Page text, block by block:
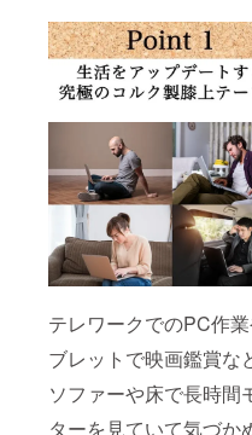
テレワークでのPC作業
ブレットで映画鑑賞な
ソファーや床で長時間
ターを見ていて気づか